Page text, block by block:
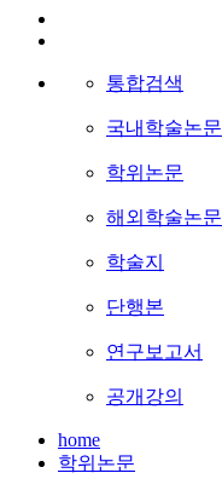
통합검색
국내학술논문
학위논문
해외학술논문
학술지
단행본
연구보고서
공개강의
home
학위논문